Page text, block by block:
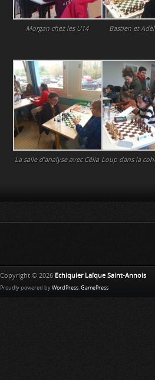
Morgan chez les U14 Bastien et
La salle d’analyse avec Célia Loup dans la
Copyright © 2026 Echiquier Laïque Saint-Annois
Proudly powered by WordPress. GamePress